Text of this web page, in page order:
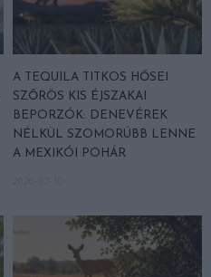
A TEQUILA TITKOS HŐSEI
SZŐRÖS KIS ÉJSZAKAI
BEPORZÓK: DENEVÉREK
NÉLKÜL SZOMORÚBB LENNE
A MEXIKÓI POHÁR